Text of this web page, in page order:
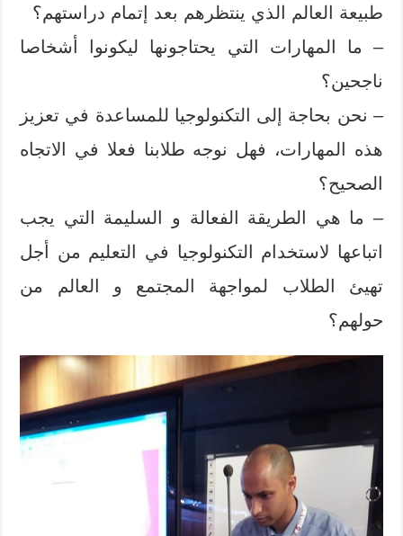
طبيعة العالم الذي ينتظرهم بعد إتمام دراستهم؟
– ما المهارات التي يحتاجونها ليكونوا أشخاصا
ناجحين؟
– نحن بحاجة إلى التكنولوجيا للمساعدة في تعزيز
هذه المهارات، فهل نوجه طلابنا فعلا في الاتجاه
الصحيح؟
– ما هي الطريقة الفعالة و السليمة التي يجب
اتباعها لاستخدام التكنولوجيا في التعليم من أجل
تهيئ الطلاب لمواجهة المجتمع و العالم من
حولهم؟